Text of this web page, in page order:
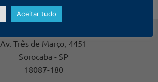
Av. Três de Março, 4451
Sorocaba - SP
18087-180
Aceitar tudo